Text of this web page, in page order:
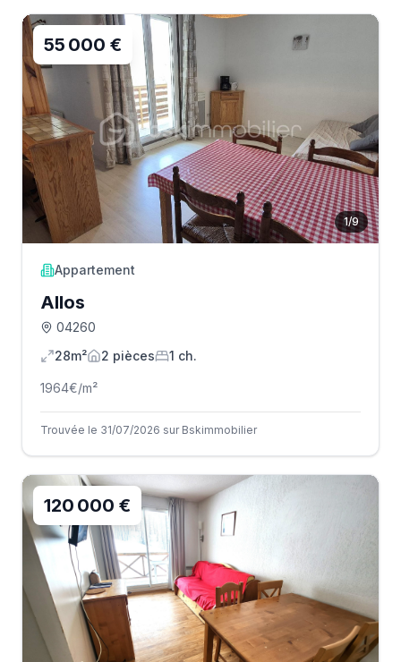
1/9
55 000 €
Appartement
Allos
04260
28m²
2 pièces 1 ch.
1964€/m²
Trouvée le 31/07/2026 sur Bskimmobilier
120 000 €